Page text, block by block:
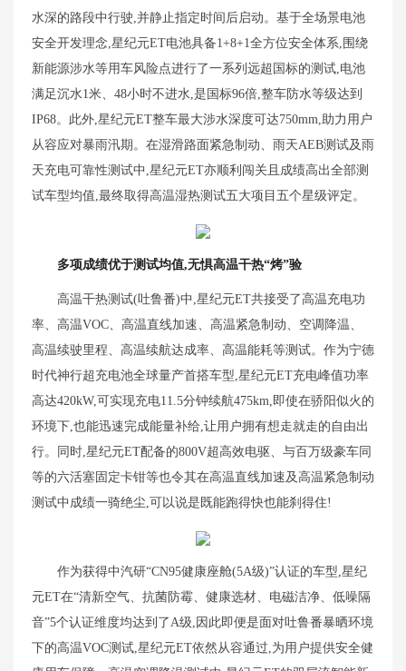
水深的路段中行驶,并静止指定时间后启动。基于全场景电池
安全开发理念,星纪元ET电池具备1+8+1全方位安全体系,围绕
新能源涉水等用车风险点进行了一系列远超国标的测试,电池
满足沉水1米、48小时不进水,是国标96倍,整车防水等级达到
IP68。此外,星纪元ET整车最大涉水深度可达750mm,助力用户
从容应对暴雨汛期。在湿滑路面紧急制动、雨天AEB测试及雨
天充电可靠性测试中,星纪元ET亦顺利闯关且成绩高出全部测
试车型均值,最终取得高温湿热测试五大项目五个星级评定。
多项成绩优于测试均值,无惧高温干热“烤”验
高温干热测试(吐鲁番)中,星纪元ET共接受了高温充电功
率、高温VOC、高温直线加速、高温紧急制动、空调降温、
高温续驶里程、高温续航达成率、高温能耗等测试。作为宁德
时代神行超充电池全球量产首搭车型,星纪元ET充电峰值功率
高达420kW,可实现充电11.5分钟续航475km,即使在骄阳似火的
环境下,也能迅速完成能量补给,让用户拥有想走就走的自由出
行。同时,星纪元ET配备的800V超高效电驱、与百万级豪车同
等的六活塞固定卡钳等也令其在高温直线加速及高温紧急制动
测试中成绩一骑绝尘,可以说是既能跑得快也能刹得住!
作为获得中汽研“CN95健康座舱(5A级)”认证的车型,星纪
元ET在“清新空气、抗菌防霉、健康选材、电磁洁净、低噪隔
音”5个认证维度均达到了A级,因此即便是面对吐鲁番暴晒环境
下的高温VOC测试,星纪元ET依然从容通过,为用户提供安全健